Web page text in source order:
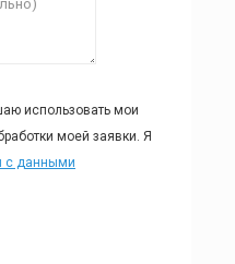
использовать мои
моей заявки. Я
с данными